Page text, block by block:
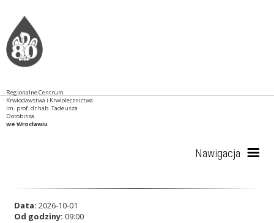
Regionalne Centrum
Krwiodawstwa i Krwiolecznictwa
im. prof. dr hab. Tadeusza
Dorobisza
we Wrocławiu
Nawigacja
Data: 2026-10-01
Od godziny: 09:00